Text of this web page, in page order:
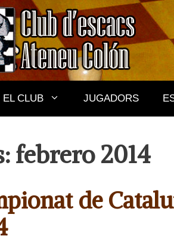
EL CLUB JUGADORS
febrero 2014
de